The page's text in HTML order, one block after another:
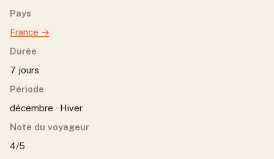
Pays
France →
Durée
7 jours
Période
décembre · Hiver
Note du voyageur
4/5